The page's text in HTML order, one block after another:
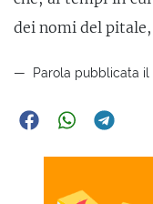
dei nomi del
Parola pubblicata il